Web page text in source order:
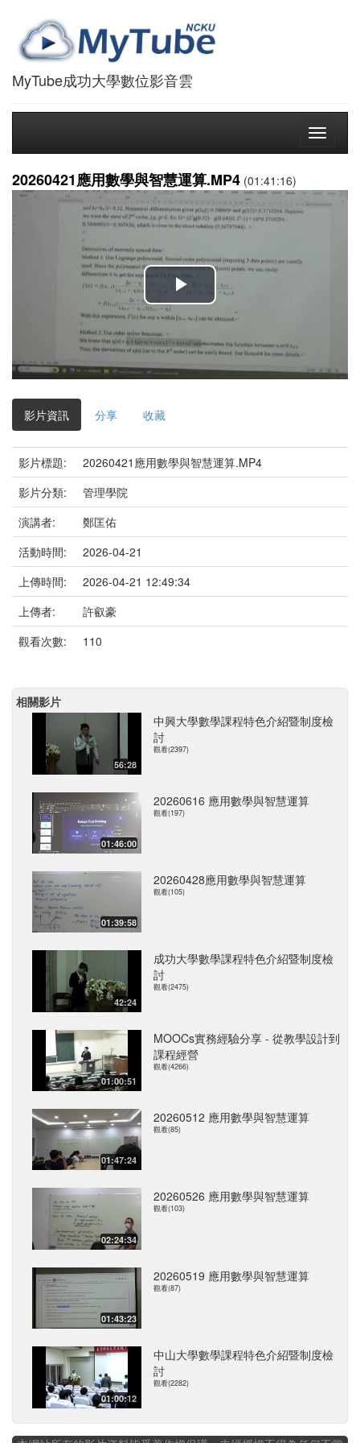
MyTube成功大學數位影音雲
Toggle
20260421應用數學與智慧運算.MP4 (01:41:16)
播
放
影
影片資訊 分享 收藏
影片標題:
20260421應用數學與智慧運算.MP4
影片分類:
管理學院
演講者:
鄭匡佑
活動時間:
2026-04-21
上傳時間:
2026-04-21 12:49:34
上傳者:
許叡豪
觀看次數:
110
相關影片
56:28
中興大學數學課程特色介紹暨制度檢
討
觀看(2397)
01:46:00
20260616 應用數學與智慧運算
觀看(197)
01:39:58
20260428應用數學與智慧運算
觀看(105)
42:24
成功大學數學課程特色介紹暨制度檢
討
觀看(2475)
01:00:51
MOOCs實務經驗分享 - 從教學設計到
課程經營
觀看(4266)
01:47:24
20260512 應用數學與智慧運算
觀看(85)
02:24:34
20260526 應用數學與智慧運算
觀看(103)
01:43:23
20260519 應用數學與智慧運算
觀看(87)
01:00:12
中山大學數學課程特色介紹暨制度檢
討
觀看(2282)